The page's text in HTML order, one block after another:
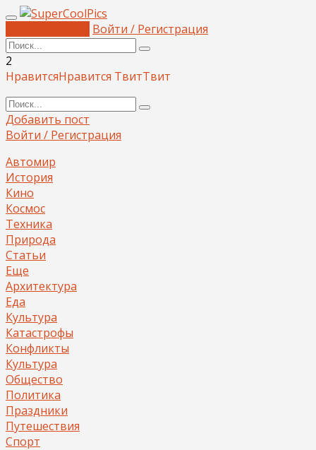
Войти / Регистрация
2
НравитсяНравится ТвитТвит
Добавить пост
Войти / Регистрация
Автомир
История
Кино
Космос
Техника
Природа
Статьи
Еще
Архитектура
Еда
Культура
Катастрофы
Конфликты
Культура
Общество
Политика
Праздники
Путешествия
Спорт